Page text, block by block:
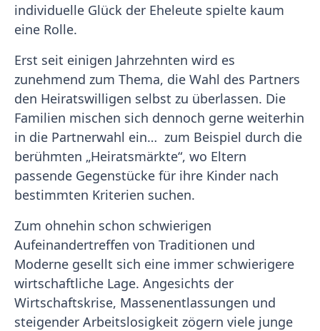
individuelle Glück der Eheleute spielte kaum
eine Rolle.
Erst seit einigen Jahrzehnten wird es
zunehmend zum Thema, die Wahl des Partners
den Heiratswilligen selbst zu überlassen. Die
Familien mischen sich dennoch gerne weiterhin
in die Partnerwahl ein… zum Beispiel durch die
berühmten „Heiratsmärkte“, wo Eltern
passende Gegenstücke für ihre Kinder nach
bestimmten Kriterien suchen.
Zum ohnehin schon schwierigen
Aufeinandertreffen von Traditionen und
Moderne gesellt sich eine immer schwierigere
wirtschaftliche Lage. Angesichts der
Wirtschaftskrise, Massenentlassungen und
steigender Arbeitslosigkeit zögern viele junge